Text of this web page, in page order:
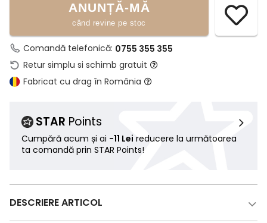
ANUNȚĂ-MĂ
când revine pe stoc
Comandă telefonică: 0755 355 355
Retur simplu si schimb gratuit
Fabricat cu drag în România
STAR Points
Cumpără acum și ai -11 Lei reducere la următoarea
ta comandă prin STAR Points!
DESCRIERE ARTICOL